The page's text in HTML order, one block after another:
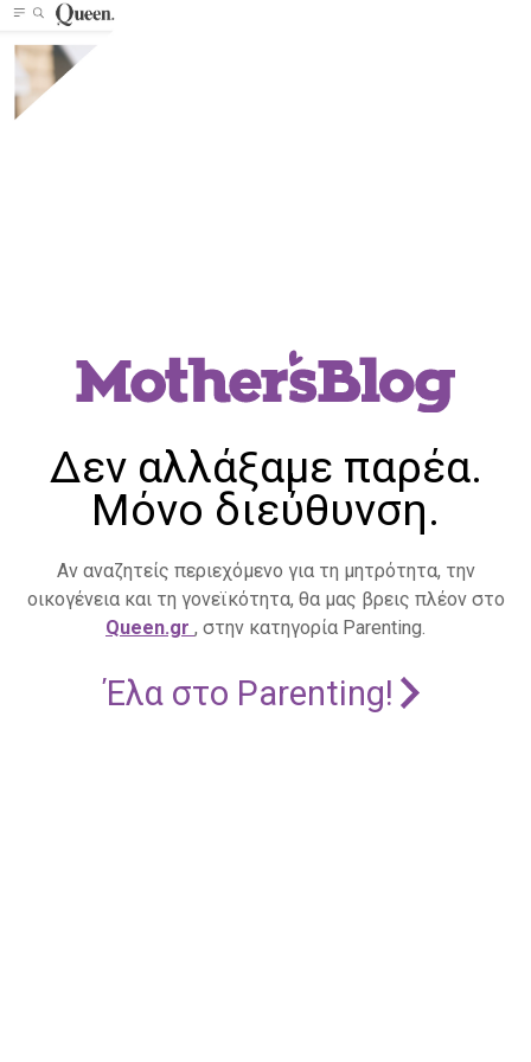
Δεν αλλάξαμε παρέα.
Μόνο διεύθυνση.
Αν αναζητείς περιεχόμενο για τη μητρότητα, την
οικογένεια και τη γονεϊκότητα, θα μας βρεις πλέον στο
Queen.gr , στην κατηγορία Parenting.
Έλα στο Parenting!